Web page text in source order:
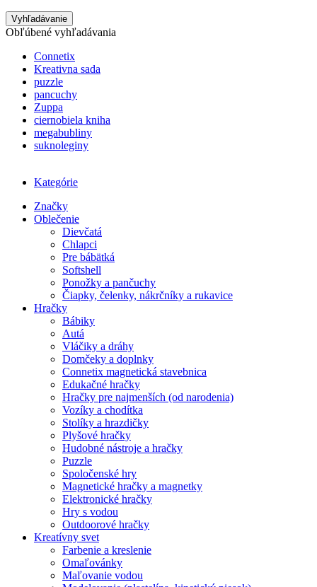
Vyhľadávanie
Obľúbené vyhľadávania
Connetix
Kreativna sada
puzzle
pancuchy
Zuppa
ciernobiela kniha
megabubliny
suknoleginy
Kategórie
Značky
Oblečenie
Dievčatá
Chlapci
Pre bábätká
Softshell
Ponožky a pančuchy
Čiapky, čelenky, nákrčníky a rukavice
Hračky
Bábiky
Autá
Vláčiky a dráhy
Domčeky a doplnky
Connetix magnetická stavebnica
Edukačné hračky
Hračky pre najmenších (od narodenia)
Vozíky a chodítka
Stolíky a hrazdičky
Plyšové hračky
Hudobné nástroje a hračky
Puzzle
Spoločenské hry
Magnetické hračky a magnetky
Elektronické hračky
Hry s vodou
Outdoorové hračky
Kreatívny svet
Farbenie a kreslenie
Omaľovánky
Maľovanie vodou